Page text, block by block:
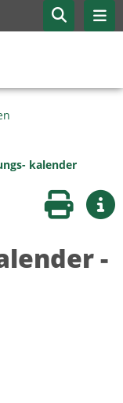
kalender
Seite
-